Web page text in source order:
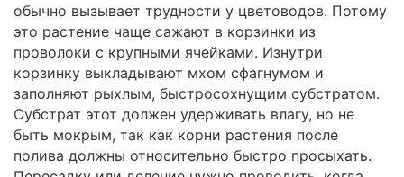
обычно вызывает трудности у цветоводов. Потому
это растение чаще сажают в корзинки из
проволоки с крупными ячейками. Изнутри
корзинку выкладывают мхом сфагнумом и
заполняют рыхлым, быстросохнущим субстратом.
Субстрат этот должен удерживать влагу, но не
быть мокрым, так как корни растения после
полива должны относительно быстро просыхать.